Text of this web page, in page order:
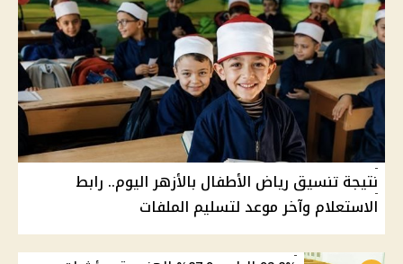
نتيجة تنسيق رياض الأطفال بالأزهر اليوم.. رابط
الاستعلام وآخر موعد لتسليم الملفات